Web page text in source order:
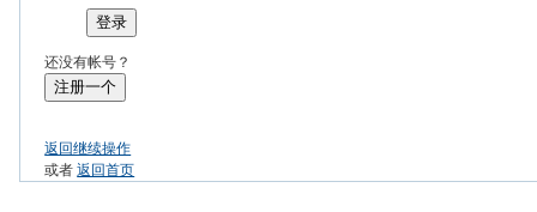
登录
还没有帐号？
注册一个
返回继续操作
或者返回首页